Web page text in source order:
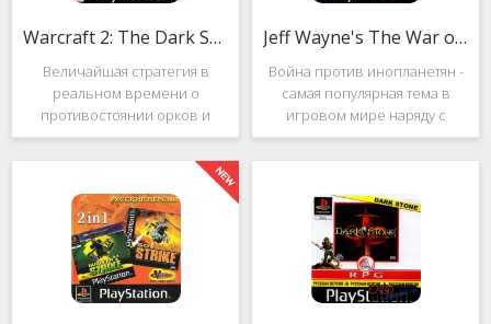
Warcraft 2: The Dark Saga
Величайшая стратегия в
реальном времени о
противостоянии орков и
людей. Warcraft 2: The Dark
Saga рассказывает
классическую историю, в
которой идёт битва за
королевство Азерот в мире
Средневековья с
Jeff Wayne's The War of the Worlds
Война против инопланетян -
самая популярная тема в
игровом мире наряду с
войнами против
террористов и зомби. Здесь
народы объединяются в
борьбе с врагом, Земля
рушится, но